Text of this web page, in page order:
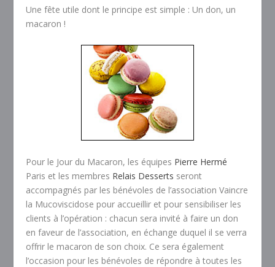
Une fête utile dont le principe est simple : Un don, un
macaron !
Pour le Jour du Macaron, les équipes Pierre Hermé
Paris et les membres Relais Desserts seront
accompagnés par les bénévoles de l’association Vaincre
la Mucoviscidose pour accueillir et pour sensibiliser les
clients à l’opération : chacun sera invité à faire un don
en faveur de l’association, en échange duquel il se verra
offrir le macaron de son choix. Ce sera également
l’occasion pour les bénévoles de répondre à toutes les